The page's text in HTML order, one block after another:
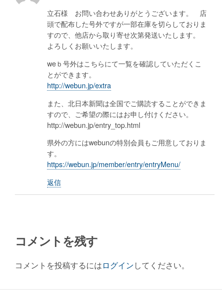
立石様 お問い合わせありがとうございます。 店
頭で配布した号外ですが一部在庫を切らしておりま
すので、他店から取り寄せ次第発送いたします。
よろしくお願いいたします。
weｂ号外はこちらにて一覧を確認していただくこ
とができます。
http://webun.jp/extra
また、北日本新聞は全国でご購読することができま
すので、ご希望の際にはお申し付けください。
http://webun.jp/entry_top.html
県外の方にはwebunの特別会員もご用意しておりま
す。
https://webun.jp/member/entry/entryMenu/
返信
コメントを残す
コメントを投稿するにはログインしてください。